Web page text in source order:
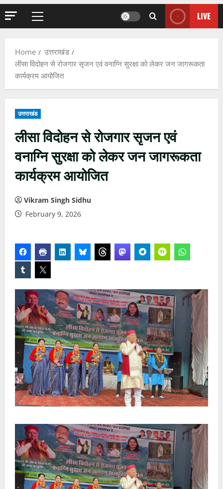
Primary
LIVE
Home
उत्तराखंड
लीसा विदोहन से रोजगार सृजन एवं वनाग्नि सुरक्षा को लेकर जन जागरूकता
कार्यक्रम आयोजित
उत्तराखंड
लीसा विदोहन से रोजगार सृजन एवं
वनाग्नि सुरक्षा को लेकर जन जागरूकता
कार्यक्रम आयोजित
Vikram Singh Sidhu
February 9, 2026